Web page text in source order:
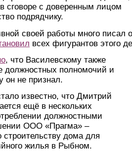
сговоре с доверенным лицом
подрядчику.
своей работы много писал о
всех фигурантов этого
, что Василевскому также
должностных полномочий и
он не признал.
известно, что Дмитрий
ещё в нескольких
должностными
ООО «Прагма» –
строительству дома для
жилья в Рыбном.